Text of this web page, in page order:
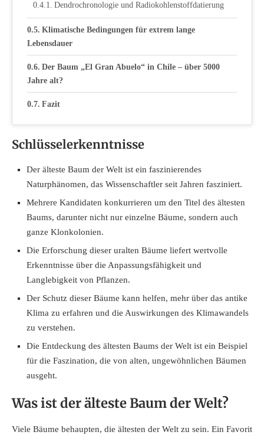
Dendrochronologie und Radiokohlenstoffdatierung
Klimatische Bedingungen für extrem lange
Lebensdauer
Der Baum „El Gran Abuelo“ in Chile – über 5000
Jahre alt?
Fazit
Schlüsselerkenntnisse
Der älteste Baum der Welt ist ein faszinierendes
Naturphänomen, das Wissenschaftler seit Jahren fasziniert.
Mehrere Kandidaten konkurrieren um den Titel des ältesten
Baums, darunter nicht nur einzelne Bäume, sondern auch
ganze Klonkolonien.
Die Erforschung dieser uralten Bäume liefert wertvolle
Erkenntnisse über die Anpassungsfähigkeit und
Langlebigkeit von Pflanzen.
Der Schutz dieser Bäume kann helfen, mehr über das antike
Klima zu erfahren und die Auswirkungen des Klimawandels
zu verstehen.
Die Entdeckung des ältesten Baums der Welt ist ein Beispiel
für die Faszination, die von alten, ungewöhnlichen Bäumen
ausgeht.
Was ist der älteste Baum der Welt?
Viele Bäume behaupten, die ältesten der Welt zu sein. Ein Favorit